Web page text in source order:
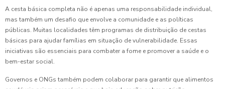
A cesta básica completa não é apenas uma responsabilidade individual,
mas também um desafio que envolve a comunidade e as políticas
públicas. Muitas localidades têm programas de distribuição de cestas
básicas para ajudar famílias em situação de vulnerabilidade. Essas
iniciativas são essenciais para combater a fome e promover a saúde e o
bem-estar social.
Governos e ONGs também podem colaborar para garantir que alimentos